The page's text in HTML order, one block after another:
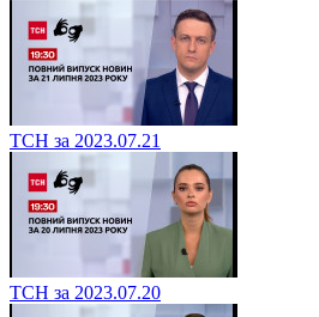
ТСН за 2023.07.21
ТСН за 2023.07.20